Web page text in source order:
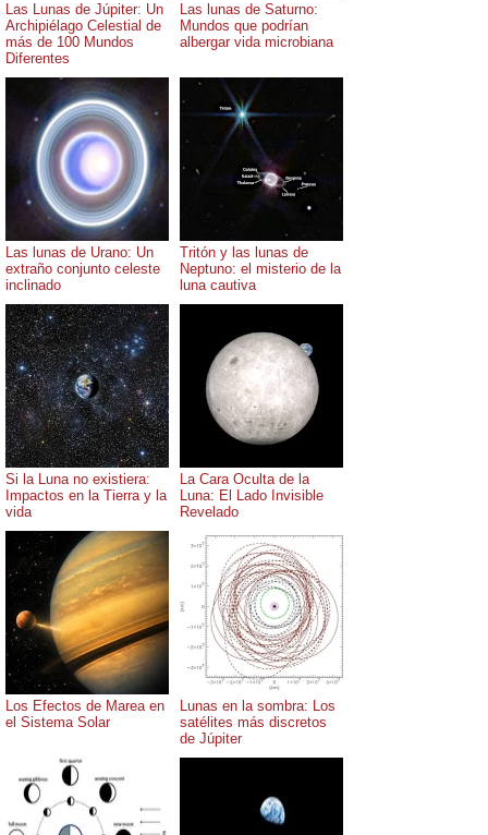
Las Lunas de Júpiter: Un
Archipiélago Celestial de
más de 100 Mundos
Diferentes
Las lunas de Saturno:
Mundos que podrían
albergar vida microbiana
Las lunas de Urano: Un
extraño conjunto celeste
inclinado
Tritón y las lunas de
Neptuno: el misterio de la
luna cautiva
Si la Luna no existiera:
Impactos en la Tierra y la
vida
La Cara Oculta de la
Luna: El Lado Invisible
Revelado
Los Efectos de Marea en
el Sistema Solar
Lunas en la sombra: Los
satélites más discretos
de Júpiter